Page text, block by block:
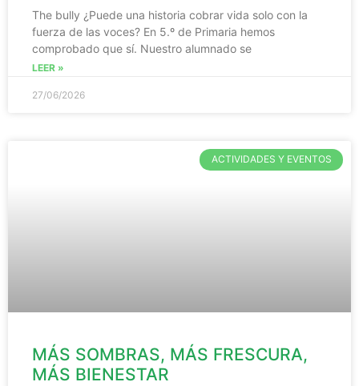
The bully ¿Puede una historia cobrar vida solo con la
fuerza de las voces? En 5.º de Primaria hemos
comprobado que sí. Nuestro alumnado se
LEER »
27/06/2026
ACTIVIDADES Y EVENTOS
MÁS SOMBRAS, MÁS FRESCURA,
MÁS BIENESTAR